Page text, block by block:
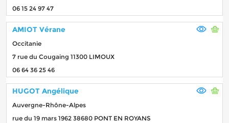
06 15 24 97 47
AMIOT Vérane
Occitanie
7 rue du Cougaing 11300 LIMOUX
06 64 36 25 46
HUGOT Angélique
Auvergne-Rhône-Alpes
rue du 19 mars 1962 38680 PONT EN ROYANS